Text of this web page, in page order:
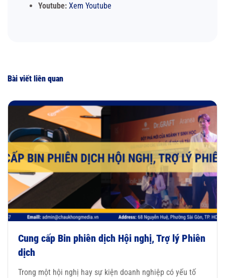
Youtube: Xem Youtube
Bài viết liên quan
Cung cấp Bin phiên dịch Hội nghị, Trợ lý Phiên
dịch
Trong một hội nghị hay sự kiện doanh nghiệp có yếu tố